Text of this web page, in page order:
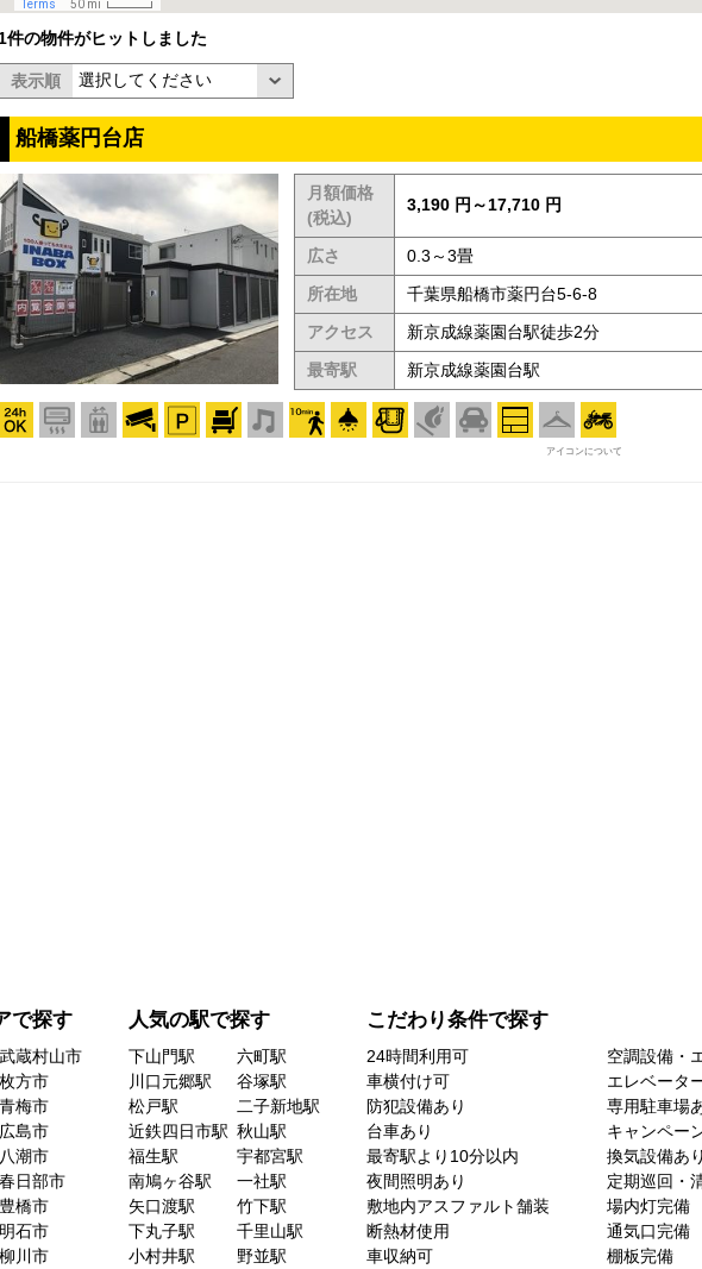
1件の物件がヒットしました
表示順
船橋薬円台店
月額価格
(税込)
3,190 円～17,710 円
広さ
0.3～3畳
所在地
千葉県船橋市薬円台5-6-8
アクセス
新京成線薬園台駅徒歩2分
最寄駅
新京成線薬園台駅
アイコンについて
で探す
武蔵村山市
枚方市
青梅市
広島市
八潮市
春日部市
豊橋市
明石市
柳川市
人気の駅で探す
下山門駅
六町駅
川口元郷駅
谷塚駅
松戸駅
二子新地駅
近鉄四日市駅 秋山駅
福生駅
宇都宮駅
南鳩ヶ谷駅
一社駅
矢口渡駅
竹下駅
下丸子駅
千里山駅
小村井駅
野並駅
こだわり条件で探す
24時間利用可
空調設備・
車横付け可
エレベータ
防犯設備あり
専用駐車場
台車あり
キャンペー
最寄駅より10分以内
換気設備あり
夜間照明あり
定期巡回・
敷地内アスファルト舗装
場内灯完備
断熱材使用
通気口完備
車収納可
棚板完備